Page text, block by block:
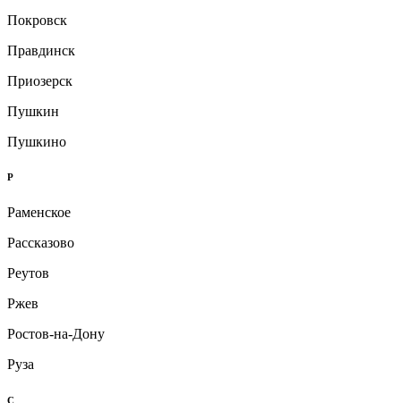
Покровск
Правдинск
Приозерск
Пушкин
Пушкино
Р
Раменское
Рассказово
Реутов
Ржев
Ростов-на-Дону
Руза
С